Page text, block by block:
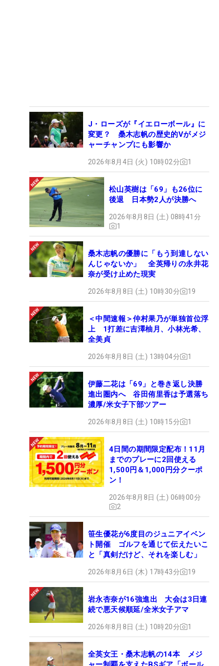
J・ローズが『イエローボール』に
変更？ 桑木志帆の歴史的Vがメジ
ャーチャンプにも影響か
2026年8月4日 (火) 10時02分 1
松山英樹は「69」も26位に
後退 日本勢2人が決勝へ
2026年8月8日 (土) 08時41分
1
桑木志帆の優勝に「もう到達しない
んじゃないか」 全英帰りの永井花
奈が受け止めた現実
2026年8月8日 (土) 10時30分 19
＜中間速報＞仲村果乃が単独首位浮
上 1打差に吉澤柚月、小林光希、
全美貞
2026年8月8日 (土) 13時04分 1
伊藤二花は「69」と巻き返し決勝
進出圏内へ 谷田侑里香は予選落ち
濃厚/米女子下部ツアー
2026年8月8日 (土) 10時15分 1
4日間の期間限定配布！11月
までのプレーに2回使える
1,500円＆1,000円分クーポ
ン！
2026年8月8日 (土) 06時00分
2
笹生優花が6度目のジュニアイベン
ト開催 ゴルフを通じて伝えたいこ
と「真剣だけど、それを楽しむ」
2026年8月6日 (木) 17時43分 19
岩永杏奈が16強進出 大会は3日連
続で悪天候順延/全米女子アマ
2026年8月8日 (土) 10時20分 1
全英女王・桑木志帆の14本 メジ